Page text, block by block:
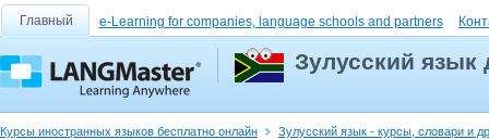
Главный e-Learning for companies, language schools and partners
Зулусский
Курсы иностранных языков бесплатно онлайн Зулусский язык - курсы, словари и